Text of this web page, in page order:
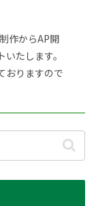
作からAP開
たします。
おりますので